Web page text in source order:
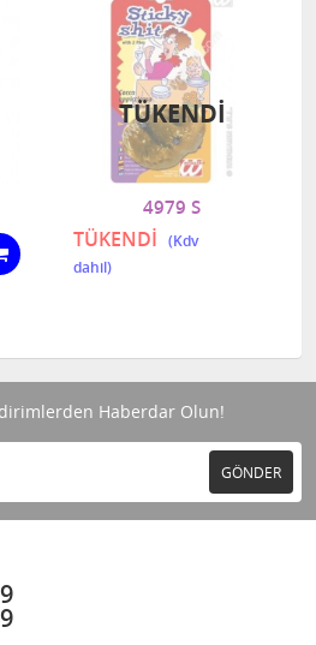
4979 S
TÜKENDİ
TÜKENDI
Haberdar Olun!
GÖNDER